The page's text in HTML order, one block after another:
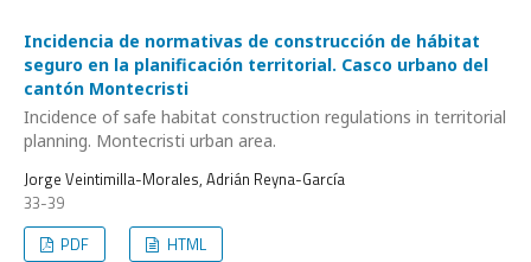
Incidencia de normativas de construcción de hábitat
seguro en la planificación territorial. Casco urbano del
cantón Montecristi
Incidence of safe habitat construction regulations in territorial
planning. Montecristi urban area.
Jorge Veintimilla-Morales, Adrián Reyna-García
33-39
PDF
HTML